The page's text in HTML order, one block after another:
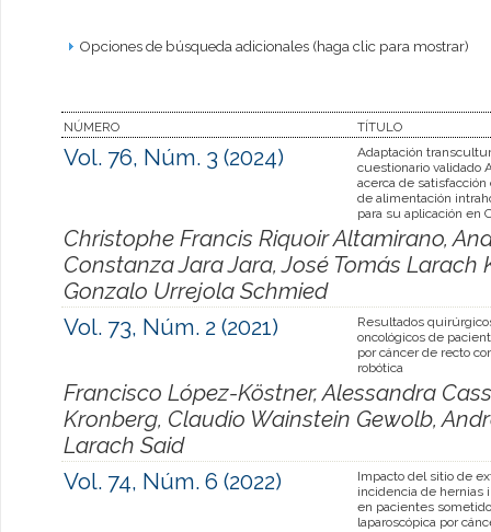
Opciones de búsqueda adicionales (haga clic para mostrar)
NÚMERO TÍTULO
Vol. 76, Núm. 3 (2024)
Adaptación
cuestionario validado
acerca de satisfacción
de alimentación
para su aplicación en
Christophe Francis Riquoir Altamirano,
Constanza Jara Jara, José Tomás Larach
Gonzalo Urrejola Schmied
Vol. 73, Núm. 2 (2021)
Resultados
oncológicos de
por cáncer de recto
robótica
Francisco López-Köstner, Alessandra
Kronberg, Claudio Wainstein Gewolb,
Larach Said
Vol. 74, Núm. 6 (2022)
Impacto del sitio de
incidencia de hernias
en pacientes
laparoscópica por